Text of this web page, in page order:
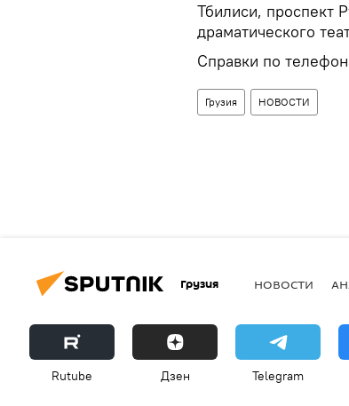
Тбилиси, проспект
драматического
Справки по
Грузия НОВОСТИ
Грузия НОВОСТИ
Rutube Дзен Telegram